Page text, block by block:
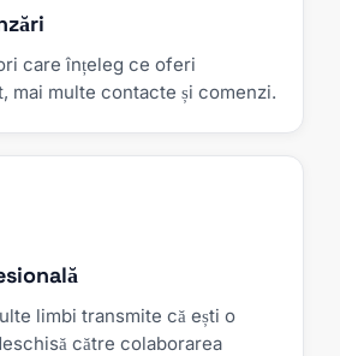
care înțeleg ce oferi
mai multe contacte și comenzi.
limbi transmite că ești o
către colaborarea